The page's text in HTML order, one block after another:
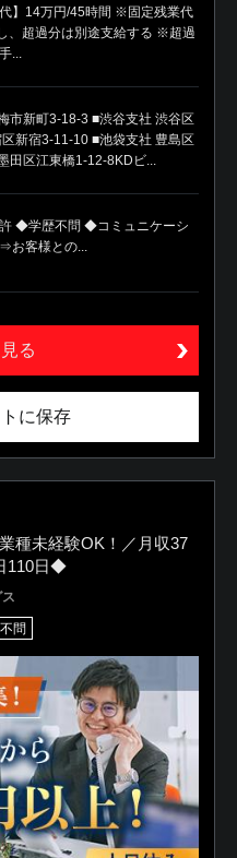
】14万円/45時間 ※固定残業代
、超過分は別途支給する ※超過
...
市新町3-18-3 ■渋谷支社 渋谷区
新宿3-11-10 ■池袋支社 豊島区
田区江東橋1-12-8KDビ...
◆学歴不問 ◆コミュニケーシ
お客様との...
る
に保存
種未経験OK！／月収37
110日◆
問